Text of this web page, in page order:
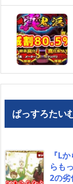
ぱっすろたい
『L
らも
2の劣